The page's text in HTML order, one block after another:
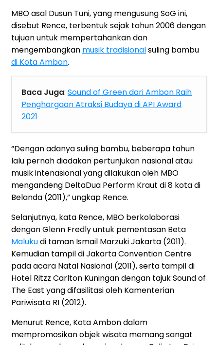
MBO asal Dusun Tuni, yang mengusung SoG ini,
disebut Rence, terbentuk sejak tahun 2006 dengan
tujuan untuk mempertahankan dan
mengembangkan musik tradisionalsuling bambu
di Kota Ambon.
Baca Juga: Sound of Green dari Ambon Raih
Penghargaan Atraksi Budaya di API Award
2021
“Dengan adanya suling bambu, beberapa tahun
lalu pernah diadakan pertunjukan nasional atau
musik intenasional yang dilakukan oleh MBO
mengandeng DeltaDua Perform Kraut di 8 kota di
Belanda (2011),” ungkap Rence.
Selanjutnya, kata Rence, MBO berkolaborasi
dengan Glenn Fredly untuk pementasan Beta
Malukudi taman Ismail Marzuki Jakarta (2011).
Kemudian tampil di Jakarta Convention Centre
pada acara Natal Nasional (2011), serta tampil di
Hotel Ritzz Carlton Kuningan dengan tajuk Sound of
The East yang difasilitasi oleh Kamenterian
Pariwisata RI (2012).
Menurut Rence, Kota Ambon dalam
mempromosikan objek wisata memang sangat